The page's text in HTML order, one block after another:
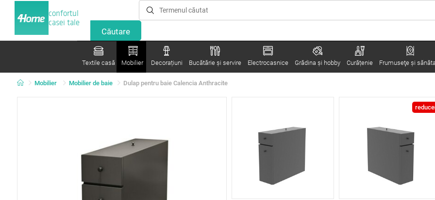
confortul
casei tale
Textile casă Mobilier Decorațiuni Bucătărie și servire Electrocasnice Grădina şi hobby Curățenie Frumuseţe şi
Mobilier Mobilier de baie Dulap pentru baie Calencia Anthracite